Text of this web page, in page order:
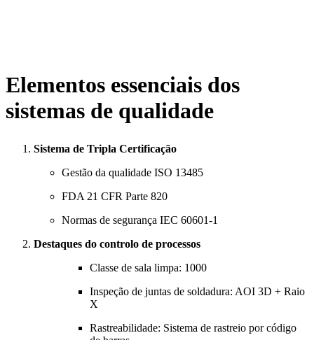
Elementos essenciais dos
sistemas de qualidade
Sistema de Tripla Certificação
Gestão da qualidade ISO 13485
FDA 21 CFR Parte 820
Normas de segurança IEC 60601-1
Destaques do controlo de processos
Classe de sala limpa: 1000
Inspeção de juntas de soldadura: AOI 3D + Raio
X
Rastreabilidade: Sistema de rastreio por código